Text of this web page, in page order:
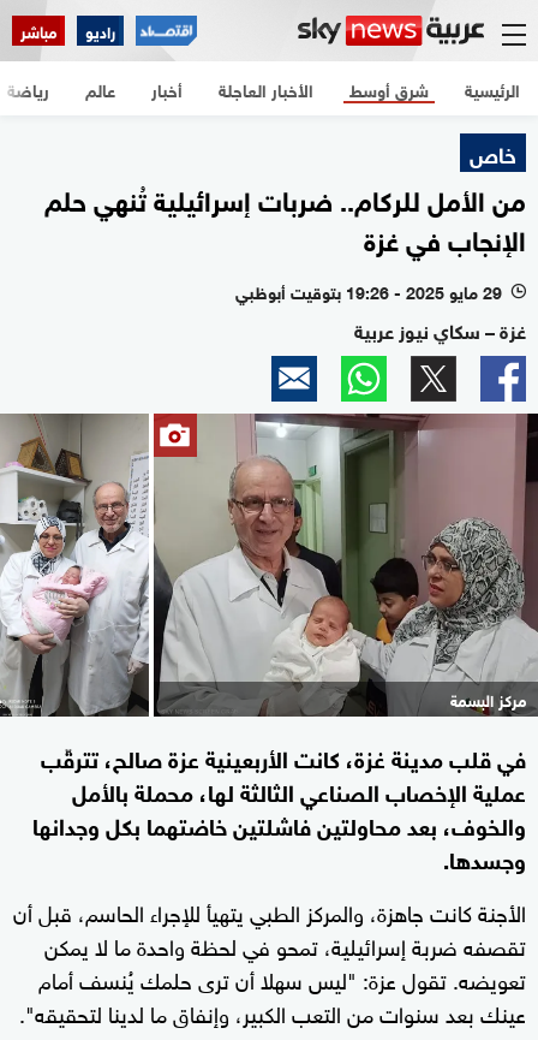
راديو مباشر
الرئيسية الأخبار العاجلة أخبار شرق أوسط عالم رياضة
خاص
من الأمل للركام.. ضربات إسرائيلية تُنهي حلم
الإنجاب في غزة
l 29 مايو 2025 - 19:26 بتوقيت أبوظبي
غزة – سكاي نيوز عربية
مركز البسمة
في قلب مدينة غزة، كانت الأربعينية عزة صالح، تترقّب
عملية الإخصاب الصناعي الثالثة لها، محملة بالأمل
والخوف، بعد محاولتين فاشلتين خاضتهما بكل وجدانها
وجسدها.
الأجنة كانت جاهزة، والمركز الطبي يتهيأ للإجراء الحاسم، قبل أن
تقصفه ضربة إسرائيلية، تمحو في لحظة واحدة ما لا يمكن
تعويضه. تقول عزة: "ليس سهلا أن ترى حلمك يُنسف أمام
عينك بعد سنوات من التعب الكبير، وإنفاق ما لدينا لتحقيقه".